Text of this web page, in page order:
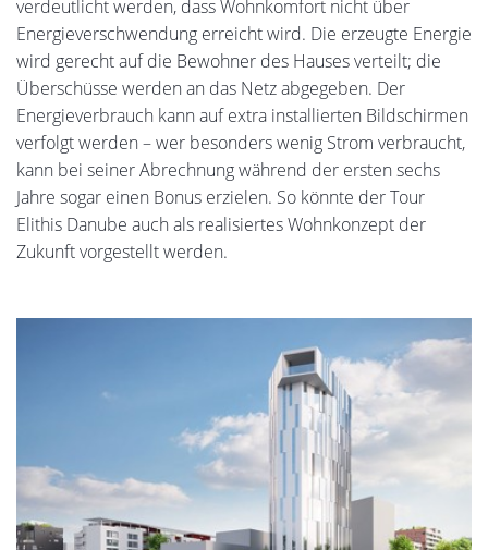
verdeutlicht werden, dass Wohnkomfort nicht über
Energieverschwendung erreicht wird. Die erzeugte Energie
wird gerecht auf die Bewohner des Hauses verteilt; die
Überschüsse werden an das Netz abgegeben. Der
Energieverbrauch kann auf extra installierten Bildschirmen
verfolgt werden – wer besonders wenig Strom verbraucht,
kann bei seiner Abrechnung während der ersten sechs
Jahre sogar einen Bonus erzielen. So könnte der Tour
Elithis Danube auch als realisiertes Wohnkonzept der
Zukunft vorgestellt werden.